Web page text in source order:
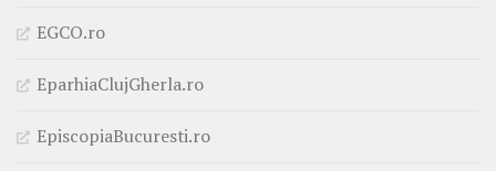
EGCO.ro
EparhiaClujGherla.ro
EpiscopiaBucuresti.ro